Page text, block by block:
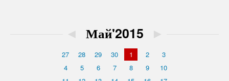
◄ Май'2015 ►
27 28 29 30 1 2
3
4
5 6 7 8 9
10